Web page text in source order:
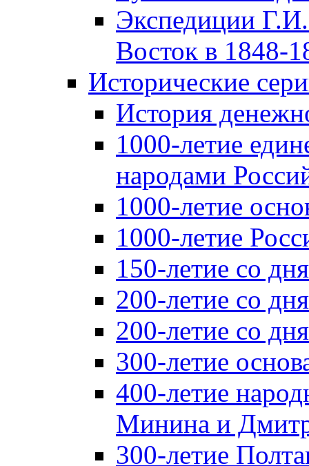
Экспедиции
Восток в 1848-
Исторические
История
1000-летие
народами
1000-летие
1000-летие
150-летие со
200-летие со
200-летие со
300-летие
400-летие
Минина и
300-летие